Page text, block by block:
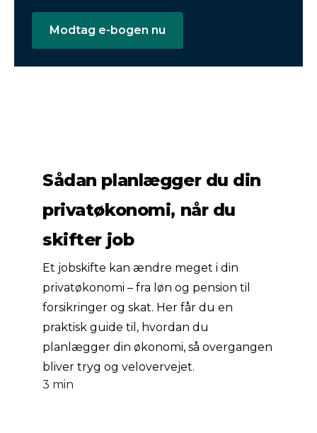
Modtag e-bogen nu
Sådan planlægger du din
privatøkonomi, når du
skifter job
3 min
Et jobskifte kan ændre meget i din
privatøkonomi – fra løn og pension til
forsikringer og skat. Her får du en
praktisk guide til, hvordan du
planlægger din økonomi, så overgangen
bliver tryg og velovervejet.